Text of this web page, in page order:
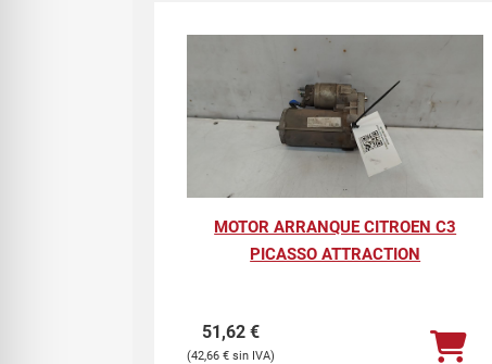
MOTOR ARRANQUE CITROEN C3
PICASSO ATTRACTION
51,62 €
42,66 €